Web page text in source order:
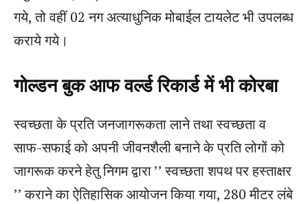
गये, तो वहीं 02 नग अत्याधुनिक मोबाईल टायलेट भी उपलब्ध
कराये गये।
गोल्डन बुक आफ वर्ल्ड रिकार्ड में भी कोरबा
स्वच्छता के प्रति जनजागरूकता लाने तथा स्वच्छता व
साफ-सफाई को अपनी जीवनशैली बनाने के प्रति लोगों को
जागरूक करने हेतु निगम द्वारा ’’ स्वच्छता शपथ पर हस्ताक्षर
’’ कराने का ऐतिहासिक आयोजन किया गया, 280 मीटर लंबे